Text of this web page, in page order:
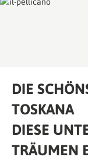
DIE
TOSKANA
DIESE
TRÄUMEN